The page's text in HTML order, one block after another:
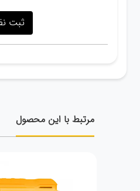
مرتبط با این محصول